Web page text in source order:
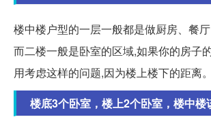
楼中楼户型的一层一般都是做厨房、餐
而二楼一般是卧室的区域,如果你的房子
用考虑这样的问题,因为楼上楼下的距离。
楼底3个卧室，楼上2个卧室，楼中楼